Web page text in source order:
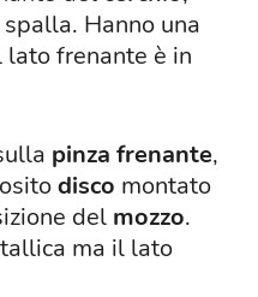
Hanno una
frenante è in
pinza frenante,
disco montato
del mozzo.
ma il lato